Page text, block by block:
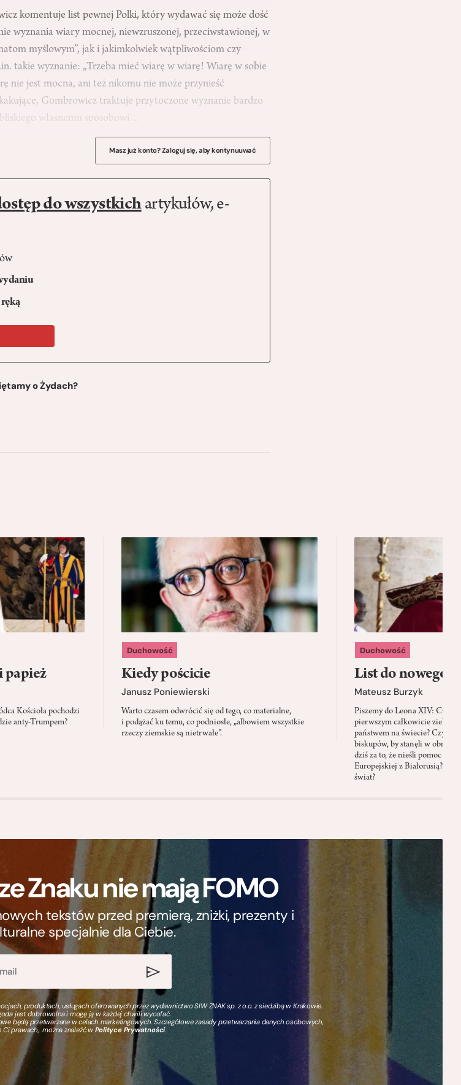
komentuje list pewnej Polki, który wydawać się może dość
wyznania wiary mocnej, niewzruszonej, przeciwstawionej, w
myślowym”, jak i jakimkolwiek wątpliwościom czy
takie wyznanie: „Trzeba mieć wiarę w wiarę! Wiarę w sobie
nie jest mocna, ani też nikomu nie może przynieść
Gombrowicz traktuje przytoczone wyznanie bardzo
własnemu sposobowi…
Masz już konto? Zaloguj się, aby kontynuuwać
do wszystkichartykułów, e-
o Żydach?
papież
Kościoła pochodzi
anty-Trumpem?
Duchowość
Kiedy pościcie
Janusz Poniewierski
Warto czasem odwrócić się od tego, co materialne,
i podążać ku temu, co podniosłe, „albowiem wszystkie
rzeczy ziemskie są nietrwałe”.
Duchowość
List do nowego
Mateusz Burzyk
Piszemy do Leona XIV: Czy
pierwszym całkowicie
państwem na świecie? Czy
biskupów, by stanęli w
dziś za to, że nieśli pomoc
Europejskiej z Białorusią? Czy
świat?
Znaku nie mają FOMO
tekstów przed premierą, zniżki, prezenty i
specjalnie dla Ciebie.
produktach, usługach oferowanych przez wydawnictwo SIW ZNAK sp. z o.o. z siedzibą w Krakowie.
jest dobrowolna i mogę ją w każdej chwili wycofać.
będą przetwarzane w celach marketingowych. Szczegółowe zasady przetwarzania danych osobowych,
Ci prawach, można znaleźć wPolityce Prywatności.